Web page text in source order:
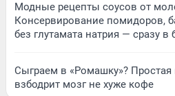
Модные рецепты соусов от
Консервирование помидоров,
без глутамата натрия — сразу в
Сыграем в «Ромашку»? Простая
взбодрит мозг не хуже кофе